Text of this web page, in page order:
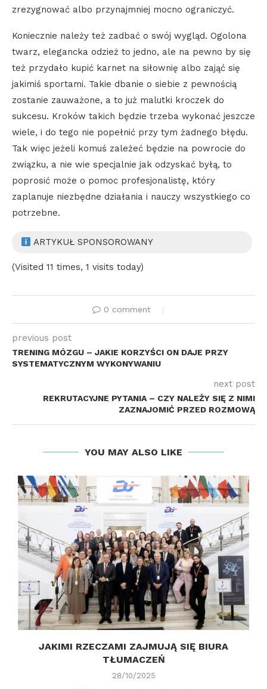
zrezygnować albo przynajmniej mocno ograniczyć.
Koniecznie należy też zadbać o swój wygląd. Ogolona
twarz, elegancka odzież to jedno, ale na pewno by się
też przydało kupić karnet na siłownię albo zająć się
jakimiś sportami. Takie dbanie o siebie z pewnością
zostanie zauważone, a to już malutki kroczek do
sukcesu. Kroków takich będzie trzeba wykonać jeszcze
wiele, i do tego nie popełnić przy tym żadnego błędu.
Tak więc jeżeli komuś zależeć będzie na powrocie do
związku, a nie wie specjalnie jak odzyskać byłą, to
poprosić może o pomoc profesjonalistę, który
zaplanuje niezbędne działania i nauczy wszystkiego co
potrzebne.
ARTYKUŁ SPONSOROWANY
(Visited 11 times, 1 visits today)
0 comment
previous post
TRENING MÓZGU – JAKIE KORZYŚCI ON DAJE PRZY
SYSTEMATYCZNYM WYKONYWANIU
next post
REKRUTACYJNE PYTANIA – CZY NALEŻY SIĘ Z NIMI
ZAZNAJOMIĆ PRZED ROZMOWĄ
YOU MAY ALSO LIKE
JAKIMI RZECZAMI ZAJMUJĄ SIĘ BIURA
TŁUMACZEŃ
28/10/2025